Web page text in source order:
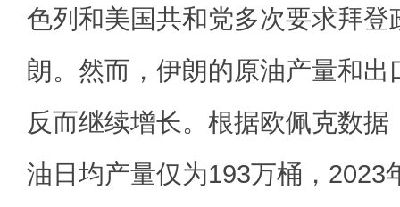
色列和美国共和党多次要求拜登
朗。然而，伊朗的原油产量和
反而继续增长。根据欧佩克数
油日均产量仅为193万桶，2023